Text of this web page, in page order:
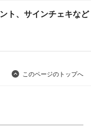
ト、サインチェキなど
このページのトップへ